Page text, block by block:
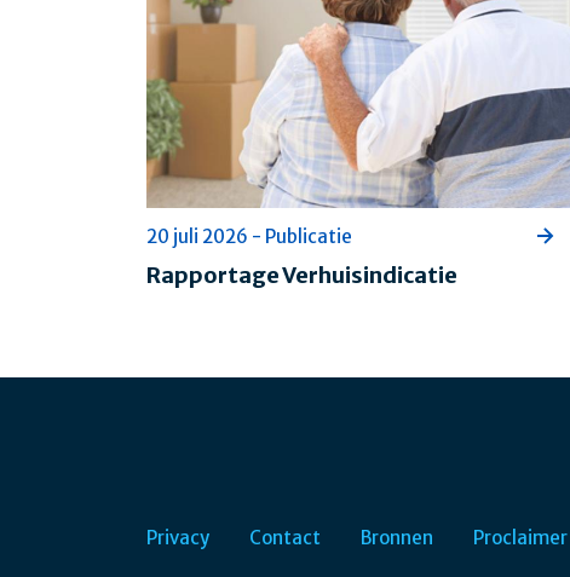
Rapportage Verhuisindicatie
20 juli 2026 - Publicatie
Privacy Contact Bronnen Proclaimer